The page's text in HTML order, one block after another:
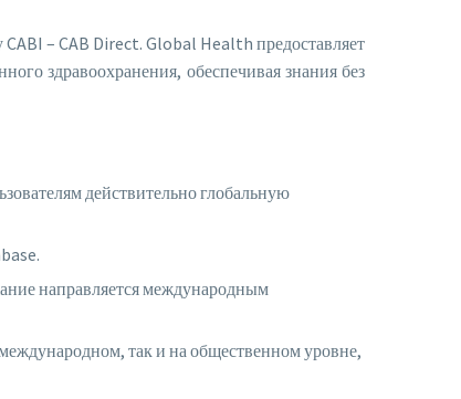
– CAB Direct. Global Health предоставляет
здравоохранения, обеспечивая знания без
действительно глобальную
направляется международным
так и на общественном уровне,